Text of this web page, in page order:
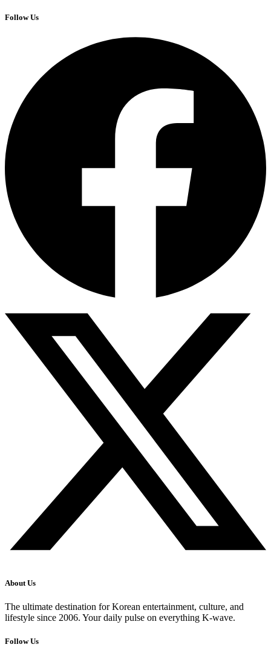
Follow Us
About Us
The ultimate destination for Korean entertainment, culture, and
lifestyle since 2006. Your daily pulse on everything K-wave.
Follow Us